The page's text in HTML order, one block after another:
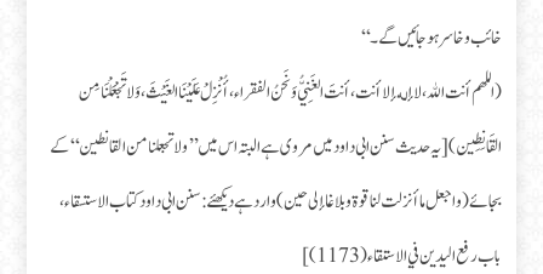
خائب و خاسر ہو جائیں گے۔‘‘
(اللهم أنت الله، لا إله إلا أنت، أنتَ الغَنِيُّ وَنَحنُ الفقراء، أُنْزِلْ عَلَيْنَا الغَيْثَ، وَلا تَجْعَلْنَا مِن
القَانِطِين) [یہ حدیث سنن ابی داود میں مروی ہے البتہ اس میں ’’ولا تجعلنا من القانطين‘‘ کے
بجائے (واجعل ما أنزلت لنا قوة وبلاغا إلى حين) وارد ہے دیکھئے: سنن ابی داود کتاب الاستسقاء،
باب رفع اليدين في الاستقاء (1173)]